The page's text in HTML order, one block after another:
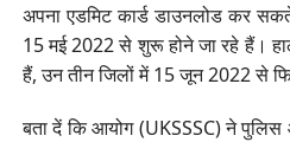
अपना एडमिट कार्ड डाउनलोड कर
15 मई 2022 से शुरू होने जा रहे हैं।
हैं, उन तीन जिलों में 15 जून 2022 से
बता दें कि आयोग (UKSSSC) ने